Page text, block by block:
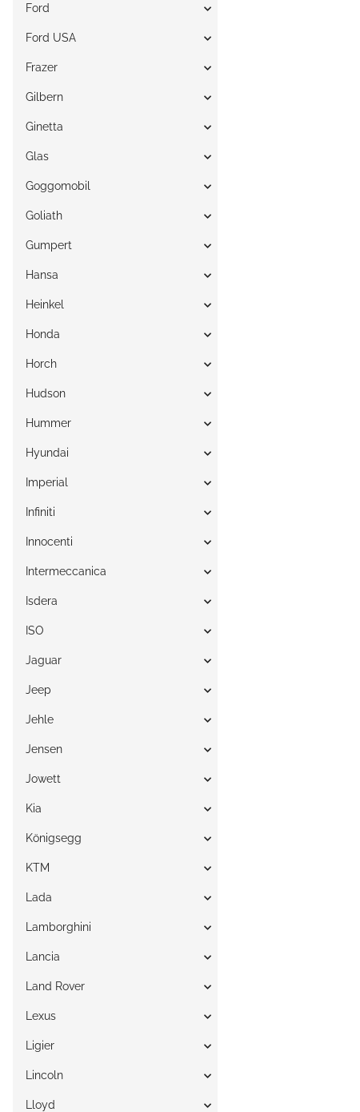
Ford
Ford USA
Frazer
Gilbern
Ginetta
Glas
Goggomobil
Goliath
Gumpert
Hansa
Heinkel
Honda
Horch
Hudson
Hummer
Hyundai
Imperial
Infiniti
Innocenti
Intermeccanica
Isdera
ISO
Jaguar
Jeep
Jehle
Jensen
Jowett
Kia
Königsegg
KTM
Lada
Lamborghini
Lancia
Land Rover
Lexus
Ligier
Lincoln
Lloyd